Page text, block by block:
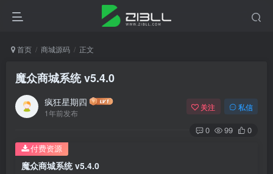
首页 商城源码 正文
魔众商城系统 v5.4.0
疯狂星期四
1年前发布
关注 私信
0 99 0
魔众商城系统 v5.4.0
付费资源